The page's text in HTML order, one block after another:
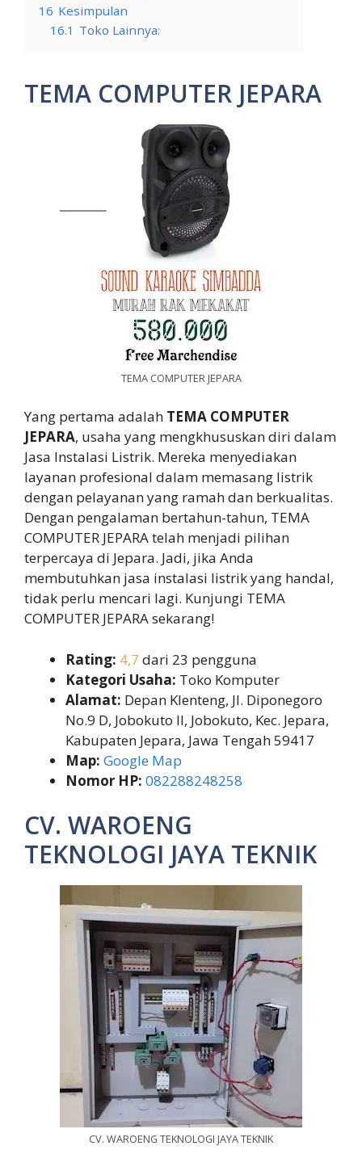
16 Kesimpulan
16.1 Toko Lainnya:
TEMA COMPUTER JEPARA
TEMA COMPUTER JEPARA
Yang pertama adalah TEMA COMPUTER
JEPARA, usaha yang mengkhususkan diri dalam
Jasa Instalasi Listrik. Mereka menyediakan
layanan profesional dalam memasang listrik
dengan pelayanan yang ramah dan berkualitas.
Dengan pengalaman bertahun-tahun, TEMA
COMPUTER JEPARA telah menjadi pilihan
terpercaya di Jepara. Jadi, jika Anda
membutuhkan jasa instalasi listrik yang handal,
tidak perlu mencari lagi. Kunjungi TEMA
COMPUTER JEPARA sekarang!
Rating: 4,7 dari 23 pengguna
Kategori Usaha: Toko Komputer
Alamat: Depan Klenteng, Jl. Diponegoro
No.9 D, Jobokuto II, Jobokuto, Kec. Jepara,
Kabupaten Jepara, Jawa Tengah 59417
Map: Google Map
Nomor HP: 082288248258
CV. WAROENG
TEKNOLOGI JAYA TEKNIK
CV. WAROENG TEKNOLOGI JAYA TEKNIK